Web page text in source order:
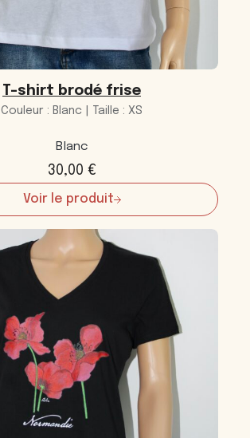
T-shirt brodé frise
Couleur : Blanc | Taille : XS
Blanc
30,00 €
Voir le produit
:
T-
shirt
brodé
frise